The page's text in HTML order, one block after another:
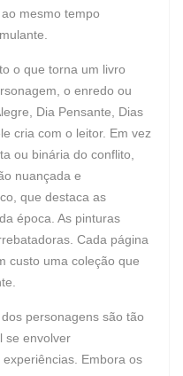
mesmo tempo
o que torna um livro
o enredo ou
Dia Pensante, Dias
cria com o leitor. Em vez
ou binária do conflito,
nuançada e
que destaca as
época. As pinturas
Cada página
custo uma coleção que
personagens são tão
se envolver
Embora os